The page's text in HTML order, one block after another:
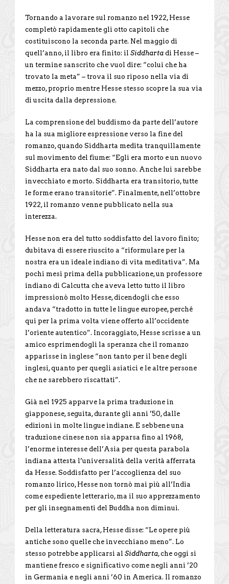
Tornando a lavorare sul romanzo nel 1922, Hesse
completò rapidamente gli otto capitoli che
costituiscono la seconda parte. Nel maggio di
quell’anno, il libro era finito: il Siddharta di Hesse –
un termine sanscrito che vuol dire: “colui che ha
trovato la meta” – trova il suo riposo nella via di
mezzo, proprio mentre Hesse stesso scopre la sua via
di uscita dalla depressione.
La comprensione del buddismo da parte dell’autore
ha la sua migliore espressione verso la fine del
romanzo, quando Siddharta medita tranquillamente
sul movimento del fiume: “Egli era morto e un nuovo
Siddharta era nato dal suo sonno. Anche lui sarebbe
invecchiato e morto. Siddharta era transitorio, tutte
le forme erano transitorie”. Finalmente, nell’ottobre
1922, il romanzo venne pubblicato nella sua
interezza.
Hesse non era del tutto soddisfatto del lavoro finito;
dubitava di essere riuscito a “riformulare per la
nostra era un ideale indiano di vita meditativa”. Ma
pochi mesi prima della pubblicazione, un professore
indiano di Calcutta che aveva letto tutto il libro
impressionò molto Hesse, dicendogli che esso
andava “tradotto in tutte le lingue europee, perché
qui per la prima volta viene offerto all’occidente
l’oriente autentico”. Incoraggiato, Hesse scrisse a un
amico esprimendogli la speranza che il romanzo
apparisse in inglese “non tanto per il bene degli
inglesi, quanto per quegli asiatici e le altre persone
che ne sarebbero riscattati”.
Già nel 1925 apparve la prima traduzione in
giapponese, seguita, durante gli anni ’50, dalle
edizioni in molte lingue indiane. E sebbene una
traduzione cinese non sia apparsa fino al 1968,
l’enorme interesse dell’Asia per questa parabola
indiana attesta l’universalità della verità afferrata
da Hesse. Soddisfatto per l’accoglienza del suo
romanzo lirico, Hesse non tornò mai più all’India
come espediente letterario, ma il suo apprezzamento
per gli insegnamenti del Buddha non diminuì.
Della letteratura sacra, Hesse disse: “Le opere più
antiche sono quelle che invecchiano meno”. Lo
stesso potrebbe applicarsi al Siddharta, che oggi si
mantiene fresco e significativo come negli anni ’20
in Germania e negli anni ’60 in America. Il romanzo